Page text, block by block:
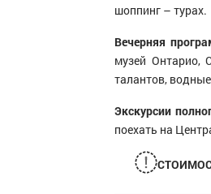
шоппинг – турах.
Вечерняя
музей Онтарио,
талантов,
Экскурсии
поехать на